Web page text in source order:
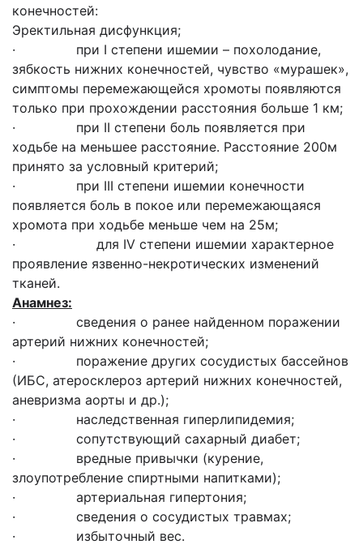
конечностей:
Эректильная дисфункция;
· при I степени ишемии – похолодание,
зябкость нижних конечностей, чувство «мурашек»,
симптомы перемежающейся хромоты появляются
только при прохождении расстояния больше 1 км;
· при II степени боль появляется при
ходьбе на меньшее расстояние. Расстояние 200м
принято за условный критерий;
· при III степени ишемии конечности
появляется боль в покое или перемежающаяся
хромота при ходьбе меньше чем на 25м;
· для IV степени ишемии характерное
проявление язвенно-некротических изменений
тканей.
Анамнез:
· сведения о ранее найденном поражении
артерий нижних конечностей;
· поражение других сосудистых бассейнов
(ИБС, атеросклероз артерий нижних конечностей,
аневризма аорты и др.);
· наследственная гиперлипидемия;
· сопутствующий сахарный диабет;
· вредные привычки (курение,
злоупотребление спиртными напитками);
· артериальная гипертония;
· сведения о сосудистых травмах;
· избыточный вес.